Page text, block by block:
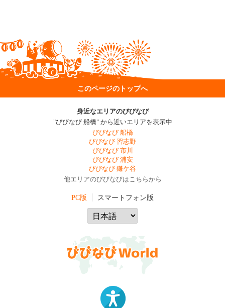
このページのトップへ
身近なエリアのびびなび
"びびなび 船橋" から近いエリアを表示中
びびなび 船橋
びびなび 習志野
びびなび 市川
びびなび 浦安
びびなび 鎌ケ谷
他エリアのびびなびはこちらから
PC版 スマートフォン版